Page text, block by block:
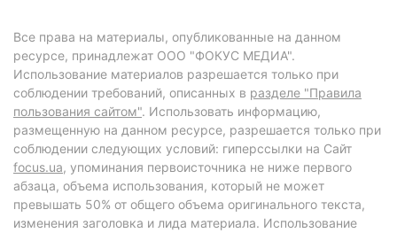
Все права на материалы, опубликованные на данном
ресурсе, принадлежат ООО "ФОКУС МЕДИА".
Использование материалов разрешается только при
соблюдении требований, описанных в разделе "Правила
пользования сайтом". Использовать информацию,
размещенную на данном ресурсе, разрешается только при
соблюдении следующих условий: гиперссылки на Сайт
focus.ua, упоминания первоисточника не ниже первого
абзаца, объема использования, который не может
превышать 50% от общего объема оригинального текста,
изменения заголовка и лида материала. Использование